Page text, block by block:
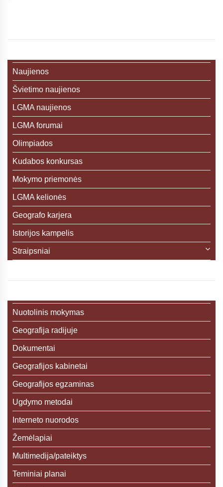
Naujienos
Švietimo naujienos
LGMA naujienos
LGMA forumai
Olimpiados
Kudabos konkursas
Mokymo priemonės
LGMA kelionės
Geografo karjera
Istorijos kampelis
Straipsniai
Nuotolinis mokymas
Geografija radijuje
Dokumentai
Geografijos kabinetai
Geografijos egzaminas
Ugdymo metodai
Interneto nuorodos
Žemėlapiai
Multimedija/pateiktys
Teminiai planai